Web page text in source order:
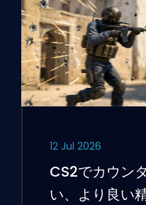
12 Jul 2026
CS2でカウン
い、より良い